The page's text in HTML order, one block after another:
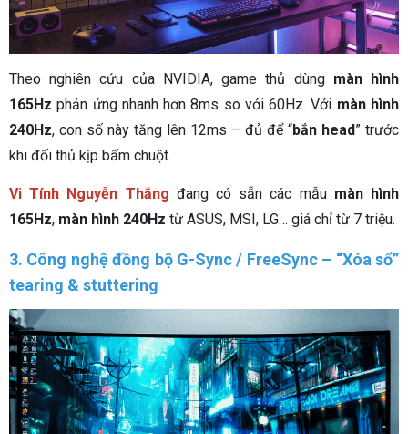
Theo nghiên cứu của NVIDIA, game thủ dùng màn hình
165Hz phản ứng nhanh hơn 8ms so với 60Hz. Với màn hình
240Hz, con số này tăng lên 12ms – đủ để “bắn head” trước
khi đối thủ kịp bấm chuột.
Vi Tính Nguyễn Thắng đang có sẵn các mẫu màn hình
165Hz, màn hình 240Hz từ ASUS, MSI, LG… giá chỉ từ 7 triệu.
3. Công nghệ đồng bộ G-Sync / FreeSync – “Xóa sổ”
tearing & stuttering